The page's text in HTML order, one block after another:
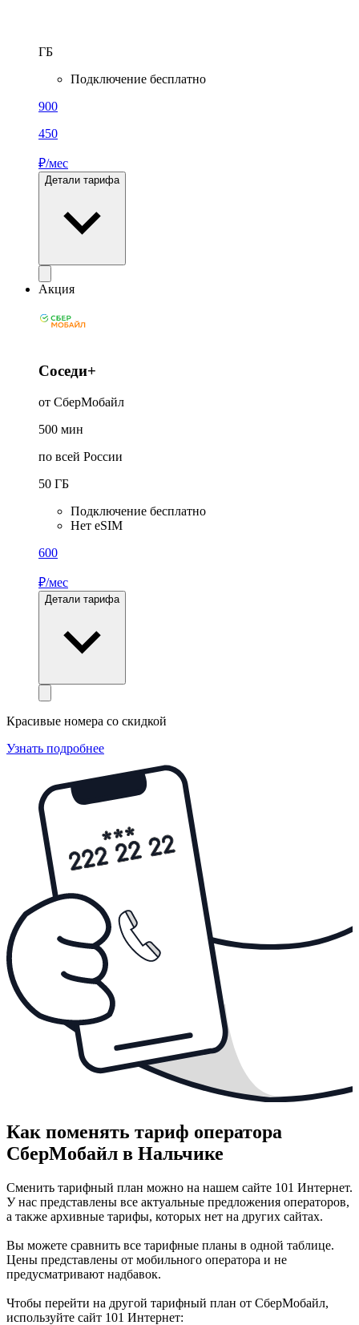
ГБ
Подключение бесплатно
900
450
₽/мес
Детали тарифа
Акция
Соседи+
от СберМобайл
500 мин
по всей России
50 ГБ
Подключение бесплатно
Нет eSIM
600
₽/мес
Детали тарифа
Красивые номера со скидкой
Узнать подробнее
Как поменять тариф оператора
СберМобайл в Нальчике
Сменить тарифный план можно на нашем сайте 101 Интернет.
У нас представлены все актуальные предложения операторов,
а также архивные тарифы, которых нет на других сайтах.
Вы можете сравнить все тарифные планы в одной таблице.
Цены представлены от мобильного оператора и не
предусматривают надбавок.
Чтобы перейти на другой тарифный план от СберМобайл,
используйте сайт 101 Интернет: